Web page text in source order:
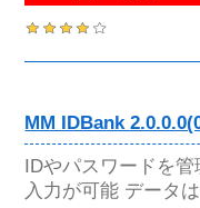
MM IDBank
IDやパスワードを
入力が可能 データ